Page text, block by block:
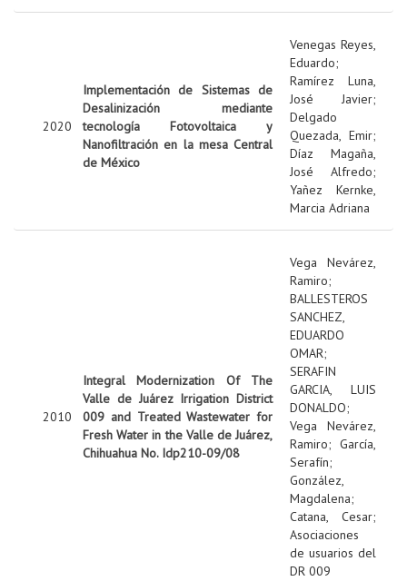
2020
Implementación de Sistemas de
Desalinización mediante
tecnología Fotovoltaica y
Nanofiltración en la mesa Central
de México
Venegas Reyes,
Eduardo;
Ramírez Luna,
José Javier;
Delgado
Quezada, Emir;
Díaz Magaña,
José Alfredo;
Yañez Kernke,
Marcia Adriana
2010
Integral Modernization Of The
Valle de Juárez Irrigation District
009 and Treated Wastewater for
Fresh Water in the Valle de Juárez,
Chihuahua No. Idp210-09/08
Vega Nevárez,
Ramiro;
BALLESTEROS
SANCHEZ,
EDUARDO
OMAR;
SERAFIN
GARCIA, LUIS
DONALDO;
Vega Nevárez,
Ramiro; García,
Serafín;
González,
Magdalena;
Catana, Cesar;
Asociaciones
de usuarios del
DR 009